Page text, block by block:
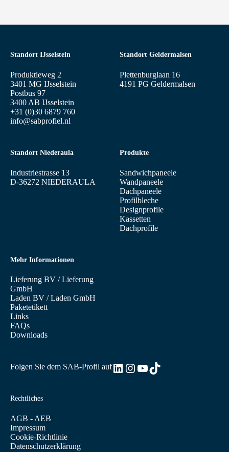
Standort IJsselstein
Produktieweg 2
3401 MG IJsselstein
Postbus 97
3400 AB IJsselstein
+31 (0)30 6879 760
info@sabprofiel.nl
Produkte
Sandwichpaneele
Wandpaneele
Dachpaneele
Profilbleche
Designprofile
Kassetten
Dachprofile
Mehr Informationen
Lieferung BV /Lieferung
GmbH
Laden BV /Laden GmbH
Paketetikett
Links
FAQs
Downloads
Standort Geldermalsen
Plettenburglaan 16
4191 PG Geldermalsen
Standort Niederaula
Industriestrasse 13
D-36272 NIEDERAULA
Rechtliches
AGB - AEB
Impressum
Cookie-Richtlinie
Datenschutzerklärung
Folgen Sie dem SAB-Profil aufLinkedIn
Instagram
YouTube
TikTok